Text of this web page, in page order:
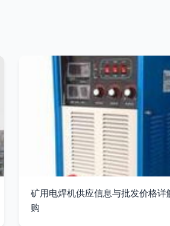
矿用电焊机供应信息与批发价格详
购